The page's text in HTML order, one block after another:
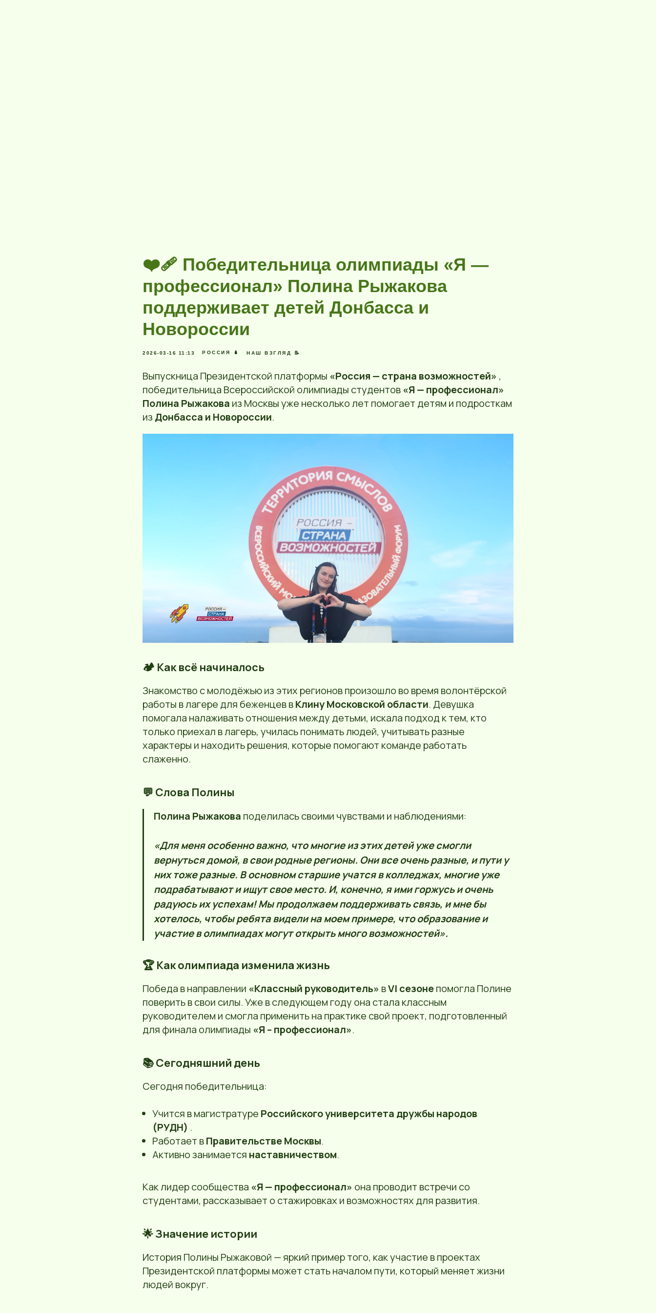
❤️‍🩹 Победительница олимпиады «Я —
профессионал» Полина Рыжакова
поддерживает детей Донбасса и
Новороссии
2026-03-16 11:13 РОССИЯ 🪆 НАШ ВЗГЛЯД 📝
Выпускница Президентской платформы «Россия — страна возможностей» ,
победительница Всероссийской олимпиады студентов«Я — профессионал»
Полина Рыжакова из Москвы уже несколько лет помогает детям и подросткам
из Донбасса и Новороссии.
🏕️ Как всё начиналось
Знакомство с молодёжью из этих регионов произошло во время волонтёрской
работы в лагере для беженцев вКлину Московской области. Девушка
помогала налаживать отношения между детьми, искала подход к тем, кто
только приехал в лагерь, училась понимать людей, учитывать разные
характеры и находить решения, которые помогают команде работать
слаженно.
💬 Слова Полины
Полина Рыжакова поделилась своими чувствами и наблюдениями:
«Для меня особенно важно, что многие из этих детей уже смогли
вернуться домой, в свои родные регионы. Они все очень разные, и пути у
них тоже разные. В основном старшие учатся в колледжах, многие уже
подрабатывают и ищут свое место. И, конечно, я ими горжусь и очень
радуюсь их успехам! Мы продолжаем поддерживать связь, и мне бы
хотелось, чтобы ребята видели на моем примере, что образование и
участие в олимпиадах могут открыть много возможностей».
🏆 Как олимпиада изменила жизнь
Победа в направлении «Классный руководитель» вVI сезонепомогла Полине
поверить в свои силы. Уже в следующем году она стала классным
руководителем и смогла применить на практике свой проект, подготовленный
для финала олимпиады «Я – профессионал».
📚 Сегодняшний день
Сегодня победительница:
Учится в магистратуре Российского университета дружбы народов
(РУДН) .
Работает вПравительстве Москвы.
Активно занимается наставничеством.
Как лидер сообщества «Я — профессионал» она проводит встречи со
студентами, рассказывает о стажировках и возможностях для развития.
🌟 Значение истории
История Полины Рыжаковой — яркий пример того, как участие в проектах
Президентской платформы может стать началом пути, который меняет жизни
людей вокруг.